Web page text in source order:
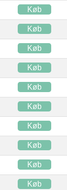
Køb
Køb
Køb
Køb
Køb
Køb
Køb
Køb
Køb
Køb